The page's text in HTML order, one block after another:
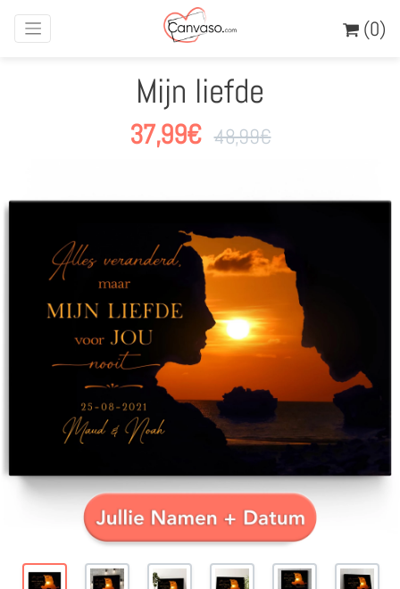
(0)
Mijn liefde
37,99€ 48,99€